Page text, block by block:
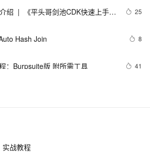
绍  |  《平头哥剑池CDK快速上手指
25
Hash Join 8
：Burpsuite版 附所需工具 41
里已成为中国开源的关键力量？
方法.
目录的命令是什么??
实战教程